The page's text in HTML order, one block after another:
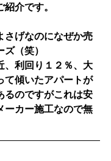
介です。
げなのになぜか売
（笑）
、利回り１２％、大
て傾いたアパートが
るのですがこれは安
ーカー施工なので無